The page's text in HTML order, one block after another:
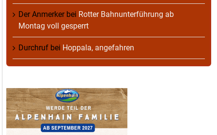
Der Anmerkerbei Rotter Bahnunterführung ab
Montag voll gesperrt
Durchruf bei Hoppala, angefahren